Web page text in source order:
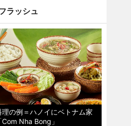
ラッシュ
の例＝ハノイにベトナム家
Nha Bong」